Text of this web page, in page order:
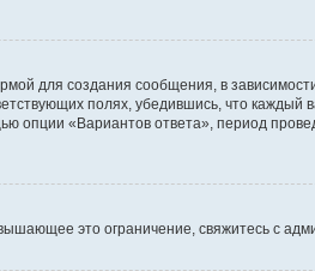
для создания сообщения, в
полях, убедившись, что каждый
опции «Вариантов ответа», период
это ограничение, свяжитесь с